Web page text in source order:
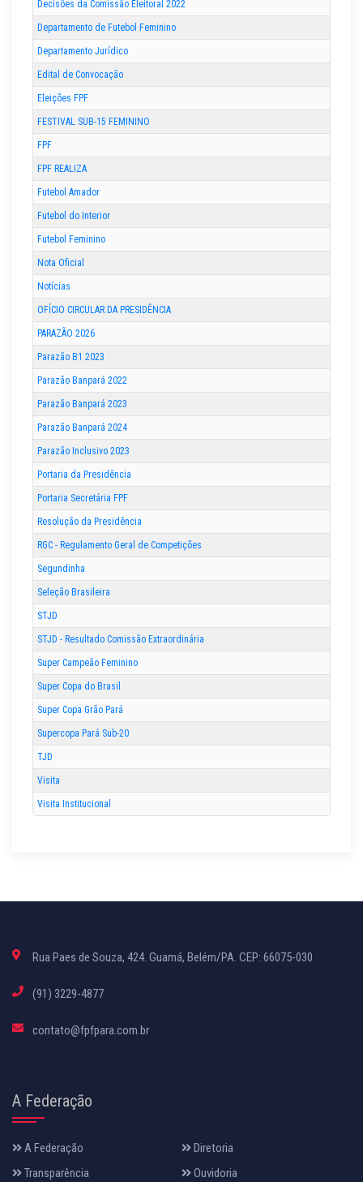
Decisões da Comissão Eleitoral 2022
Departamento de Futebol Feminino
Departamento Jurídico
Edital de Convocação
Eleições FPF
FESTIVAL SUB-15 FEMININO
FPF
FPF REALIZA
Futebol Amador
Futebol do Interior
Futebol Feminino
Nota Oficial
Notícias
OFÍCIO CIRCULAR DA PRESIDÊNCIA
PARAZÃO 2026
Parazão B1 2023
Parazão Banpará 2022
Parazão Banpará 2023
Parazão Banpará 2024
Parazão Inclusivo 2023
Portaria da Presidência
Portaria Secretária FPF
Resolução da Presidência
RGC - Regulamento Geral de Competições
Segundinha
Seleção Brasileira
STJD
STJD - Resultado Comissão Extraordinária
Super Campeão Feminino
Super Copa do Brasil
Super Copa Grão Pará
Supercopa Pará Sub-20
TJD
Visita
Visita Institucional
Rua Paes de Souza, 424. Guamá, Belém/PA. CEP: 66075-030
(91) 3229-4877
contato@fpfpara.com.br
A Federação
A Federação
Diretoria
Transparência
Ouvidoria